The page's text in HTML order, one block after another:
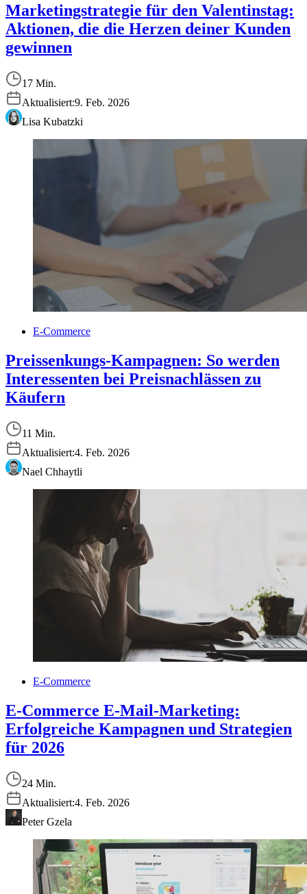
Marketingstrategie für den Valentinstag:
Aktionen, die die Herzen deiner Kunden
gewinnen
17 Min.
Aktualisiert:9. Feb. 2026
Lisa Kubatzki
E-Commerce
Preissenkungs-Kampagnen: So werden
Interessenten bei Preisnachlässen zu
Käufern
11 Min.
Aktualisiert:4. Feb. 2026
Nael Chhaytli
E-Commerce
E-Commerce E-Mail-Marketing:
Erfolgreiche Kampagnen und Strategien
für 2026
24 Min.
Aktualisiert:4. Feb. 2026
Peter Gzela